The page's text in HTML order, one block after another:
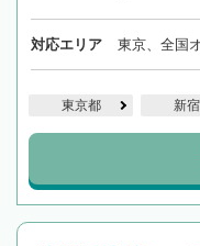
対応エリア 東京、全国
東京都 新